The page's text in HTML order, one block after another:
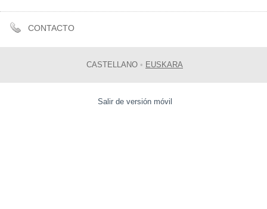
CONTACTO
CASTELLANO • EUSKARA
Salir de versión móvil